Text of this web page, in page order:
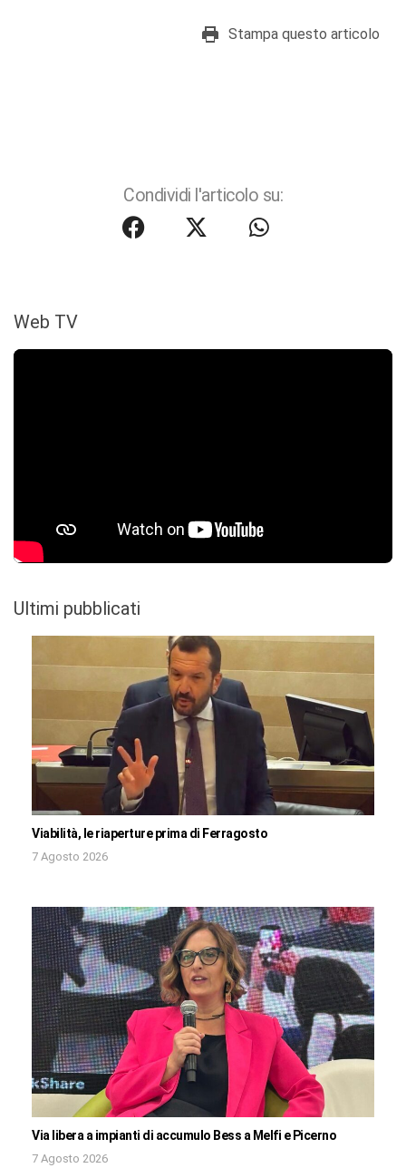
Stampa questo articolo
Condividi l'articolo su:
Web TV
Ultimi pubblicati
Viabilità, le riaperture prima di Ferragosto
7 Agosto 2026
Via libera a impianti di accumulo Bess a Melfi e Picerno
7 Agosto 2026